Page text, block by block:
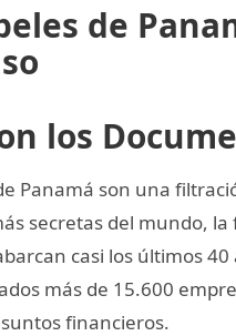
de
los
Panamá son una
secretas del mundo,
casi los últimos
más de 15.600
financieros.